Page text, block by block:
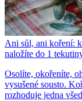
Ani sůl, ani koření:
naložíte do 1
Osolíte, okořeníte,
vysušené sousto.
rozhoduje jedna